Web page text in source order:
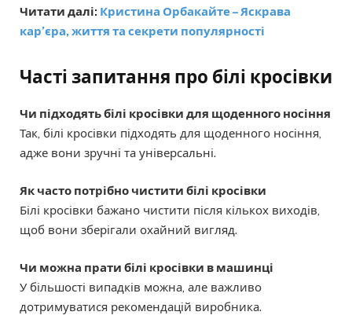
Читати далі: Кристина Орбакайте – Яскрава
кар’єра, життя та секрети популярності
Часті запитання про білі кросівки
Чи підходять білі кросівки для щоденного носіння
Так, білі кросівки підходять для щоденного носіння,
адже вони зручні та універсальні.
Як часто потрібно чистити білі кросівки
Білі кросівки бажано чистити після кількох виходів,
щоб вони зберігали охайний вигляд.
Чи можна прати білі кросівки в машинці
У більшості випадків можна, але важливо
дотримуватися рекомендацій виробника.